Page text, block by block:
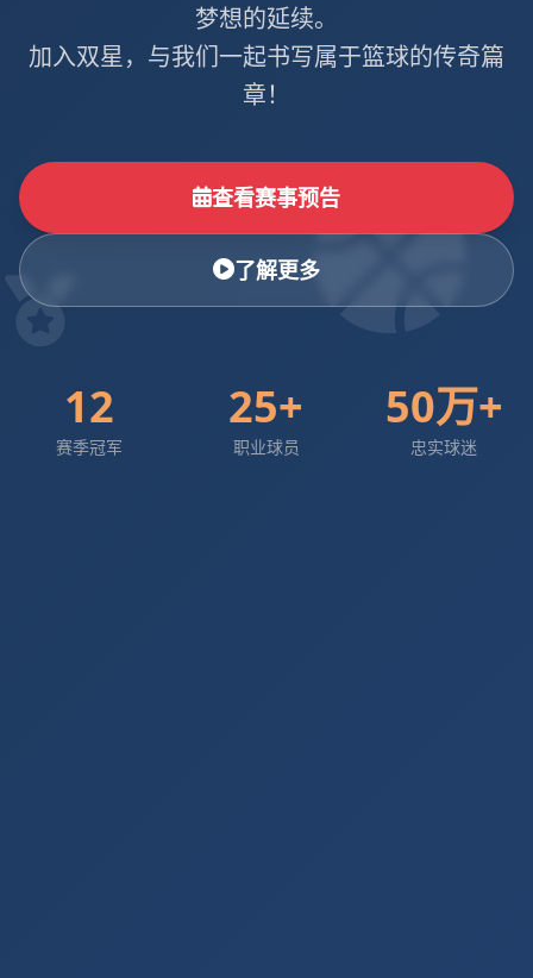
梦想的延续。
加入双星，与我们一起书写属于篮球的传奇篇
章！
查看赛事预告
了解更多
12
赛季冠军
25+
职业球员
50万+
忠实球迷